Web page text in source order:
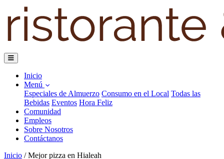
Inicio
Menú
Especiales de Almuerzo Consumo en el Local Todas las
Bebidas Eventos Hora Feliz
Comunidad
Empleos
Sobre Nosotros
Contáctanos
Inicio / Mejor pizza en Hialeah